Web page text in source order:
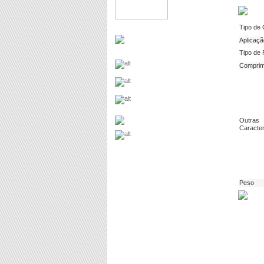
Tipo de
Tipo de
Outras
Peso